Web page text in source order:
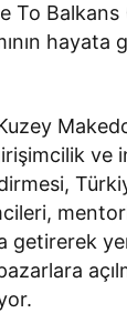
To Balkans
hayata
ve
getirerek